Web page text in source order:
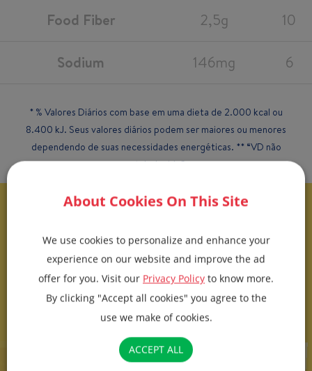
Food Fiber 2,5g 10
Sodium 146mg 6
* % Valores Diários com base em uma dieta de 2.000 kcal ou
8.400 kJ. Seus valores diários podem ser maiores ou menores
dependendo de suas necessidades energéticas. ** “VD não
estabelecido”.
46,9K
About Cookies On This Site
We use cookies to personalize and enhance your
experience on our website and improve the ad
offer for you. Visit our Privacy Policy to know more.
By clicking "Accept all cookies" you agree to the
use we make of cookies.
ACCEPT ALL